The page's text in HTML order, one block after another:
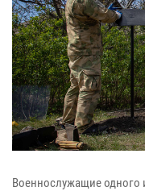
Военнослужащие одного